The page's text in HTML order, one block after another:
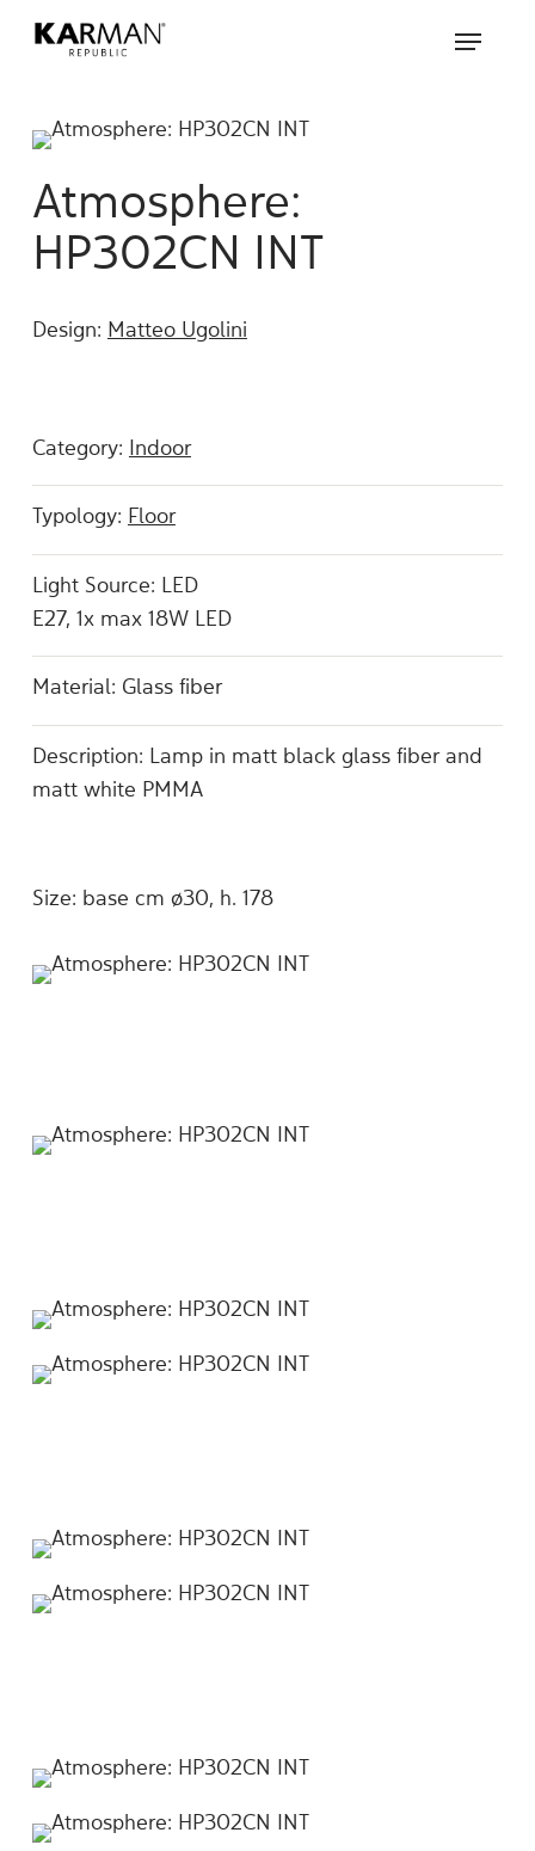
content
Atmosphere:
HP302CN INT
Design: Matteo Ugolini
Category: Indoor
Typology: Floor
Light Source: LED
E27, 1x max 18W LED
Material: Glass fiber
Description: Lamp in matt black glass fiber and
matt white PMMA
Size: base cm ø30, h. 178